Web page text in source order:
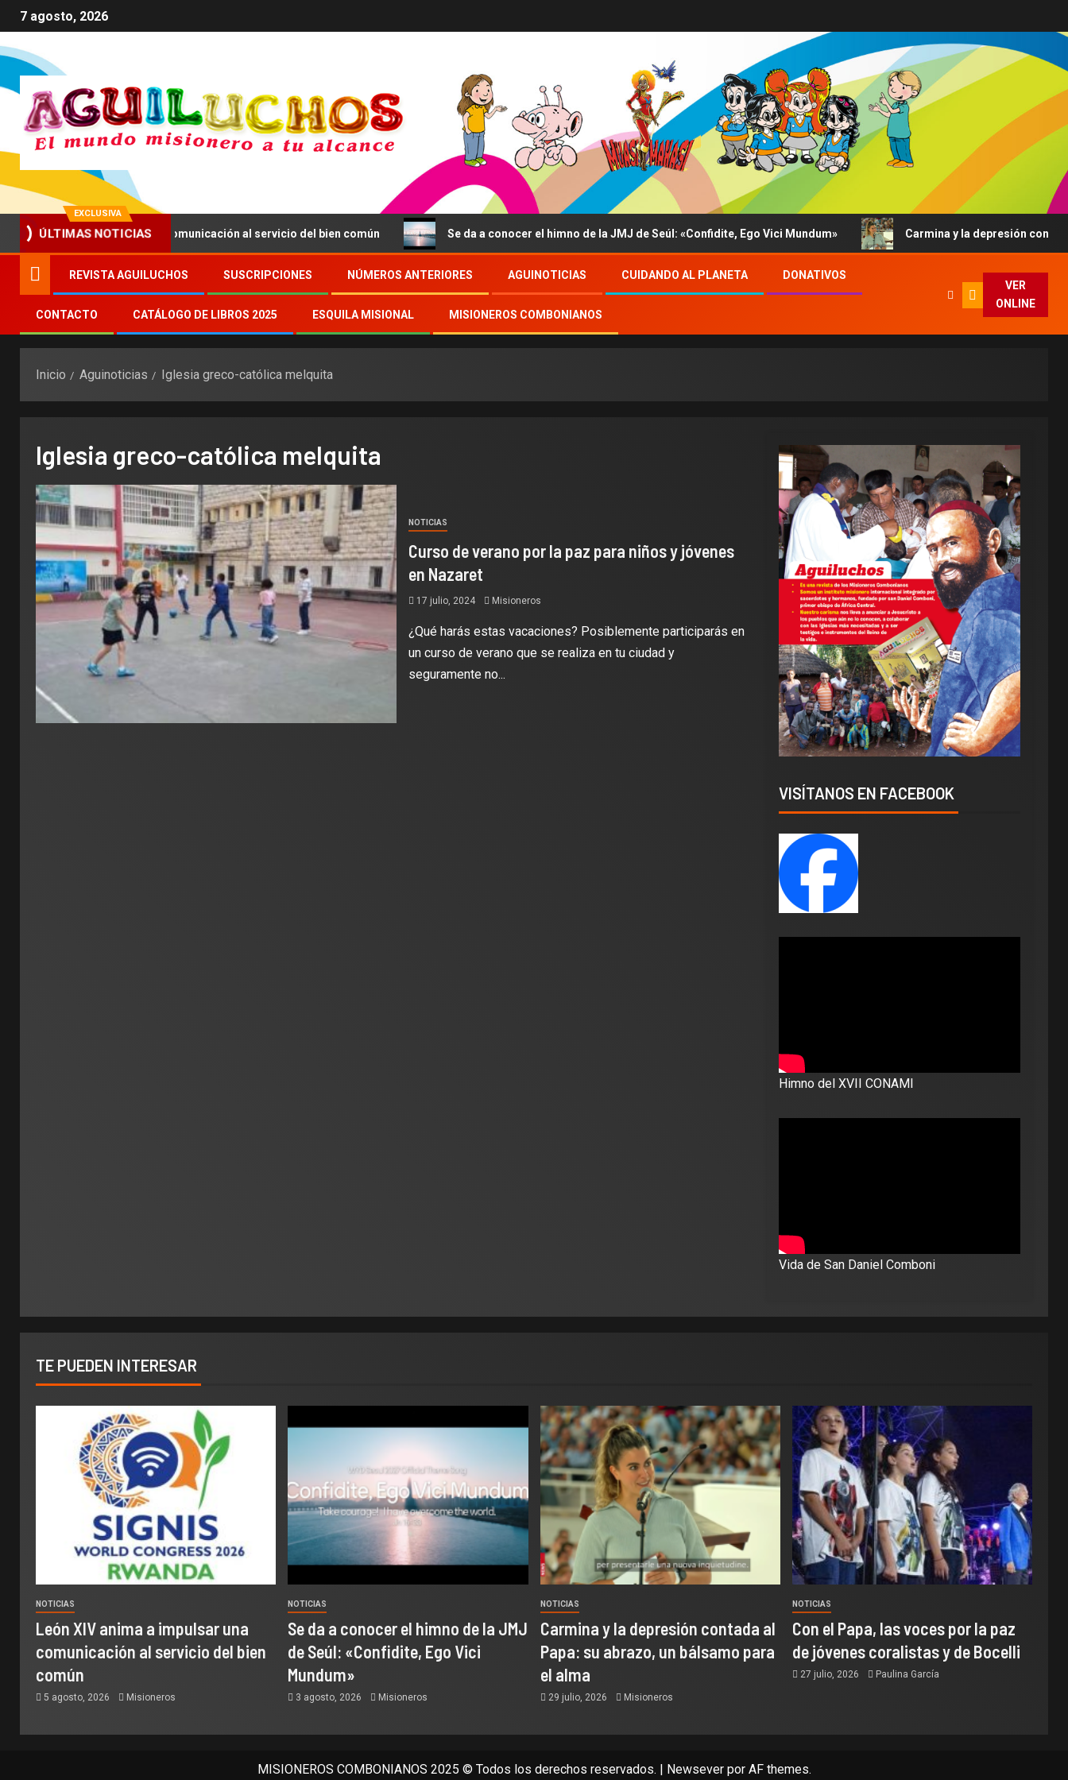
7 agosto, 2026
EXCLUSIVA
ÚLTIMAS NOTICIAS
anima a impulsar una comunicación al servicio del bien común Se da a conocer el himno de la JMJ de Seúl: «Confidite, Ego Vici Mundum» Carmina y la depresión contada al
REVISTA AGUILUCHOS SUSCRIPCIONES NÚMEROS ANTERIORES AGUINOTICIAS CUIDANDO AL PLANETA DONATIVOS
CONTACTO CATÁLOGO DE LIBROS 2025 ESQUILA MISIONAL MISIONEROS COMBONIANOS
VER
ONLINE
Inicio Aguinoticias Iglesia greco-católica melquita
Iglesia greco-católica melquita
NOTICIAS
Curso de verano por la paz para niños y jóvenes
en Nazaret
17 julio, 2024 Misioneros
¿Qué harás estas vacaciones? Posiblemente participarás en
un curso de verano que se realiza en tu ciudad y
seguramente no...
VISÍTANOS EN FACEBOOK
Himno del XVII CONAMI
Vida de San Daniel Comboni
TE PUEDEN INTERESAR
NOTICIAS
León XIV anima a impulsar una
comunicación al servicio del bien
común
5 agosto, 2026 Misioneros
NOTICIAS
Se da a conocer el himno de la JMJ
de Seúl: «Confidite, Ego Vici
Mundum»
3 agosto, 2026 Misioneros
NOTICIAS
Carmina y la depresión contada al
Papa: su abrazo, un bálsamo para
el alma
29 julio, 2026 Misioneros
NOTICIAS
Con el Papa, las voces por la paz
de jóvenes coralistas y de Bocelli
27 julio, 2026 Paulina García
MISIONEROS COMBONIANOS 2025 © Todos los derechos reservados. | Newseverpor AF themes.